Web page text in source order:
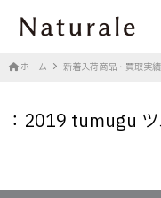
ホーム 新着入荷商品・買取実績
：2019 tumugu